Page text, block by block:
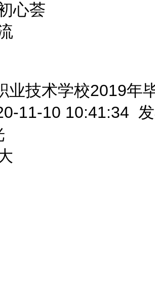
心荟
业技术学校2019年
11-10 10:41:34